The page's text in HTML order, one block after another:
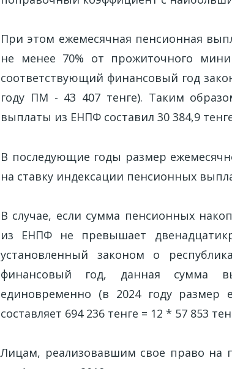
При этом ежемесячная пенсионная
не менее 70% от прожиточного
соответствующий финансовый год
году ПМ - 43 407 тенге). Таким
выплаты из ЕНПФ составил 30 384,9
В последующие годы размер
на ставку индексации пенсионных
В случае, если сумма пенсионных
из ЕНПФ не превышает
установленный законом о
финансовый год, данная сумма
единовременно (в 2024 году размер
составляет 694 236 тенге = 12 * 57 853
Лицам, реализовавшим свое право на